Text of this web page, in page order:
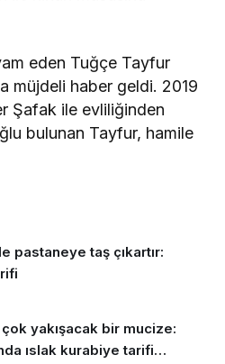
eden Tuğçe Tayfur
müjdeli haber geldi. 2019
Şafak ile evliliğinden
bulunan Tayfur, hamile
pastaneye taş çıkartır:
çok yakışacak bir mucize:
ıslak kurabiye tarifi…